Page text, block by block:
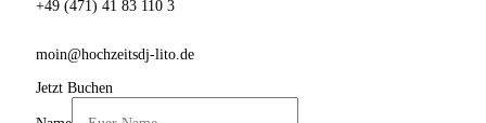
+49 (471) 41 83 110 3
moin@hochzeitsdj-lito.de
Jetzt Buchen